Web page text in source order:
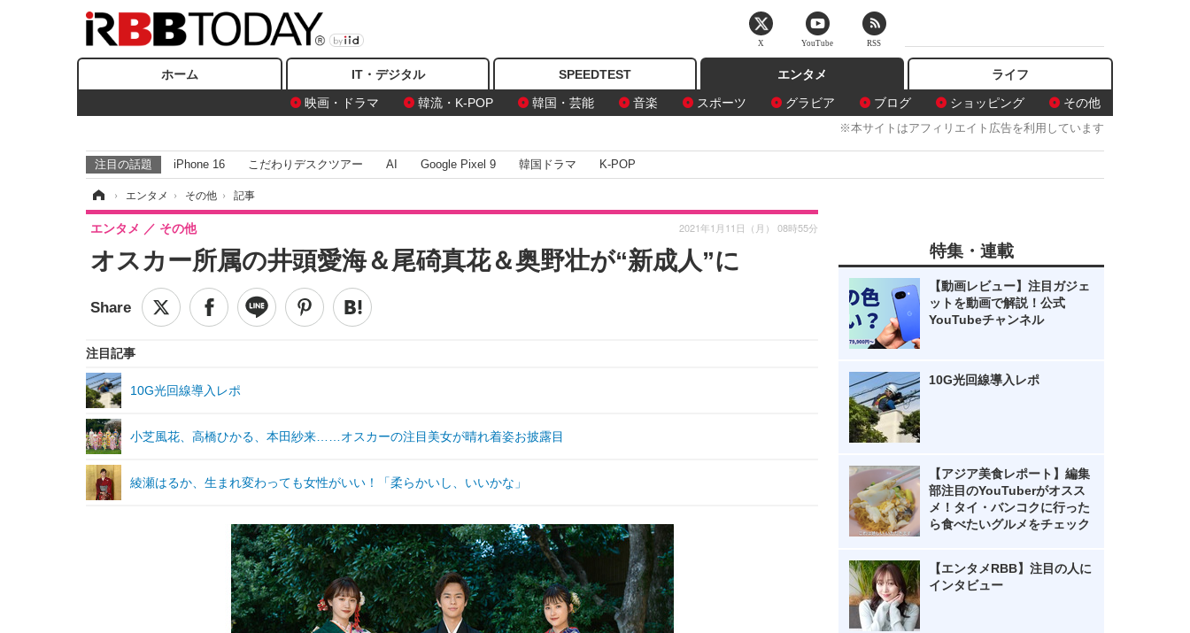
ホーム IT・デジタル SPEEDTEST
エンタメ
映画・ドラマ
韓流・K-POP 韓国・芸能 音楽 スポーツ グラビア ブログ ショッピング その他
ライフ
※本サイトはアフィリエイト広告を利用しています
注目の話題 iPhone 16 こだわりデスクツアー AI Google Pixel 9 韓国ドラマ K-POP
› エンタメ › その他 › 記事
オスカー所属の井頭愛海＆尾碕真花＆奥野壮が“新成人”に
エンタメ その他 2021年1月11日（月） 08時55分
注目記事
10G光回線導入レポ
小芝風花、高橋ひかる、本田紗来……オスカーの注目美女が晴れ着姿お披露目
綾瀬はるか、生まれ変わっても女性がいい！「柔らかいし、いいかな」
特集・連載
【動画レビュー】注目ガジェ
ットを動画で解説！公式
YouTubeチャンネル
10G光回線導入レポ
【アジア美食レポート】編集
部注目のYouTuberがオスス
メ！タイ・バンコクに行った
ら食べたいグルメをチェック
【エンタメRBB】注目の人に
インタビュー
X YouTube RSS